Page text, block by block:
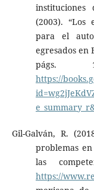
instituciones
(2003). “Los
para el
egresados en
págs.
https://
Gil-Galván, R.
problemas
las
https://